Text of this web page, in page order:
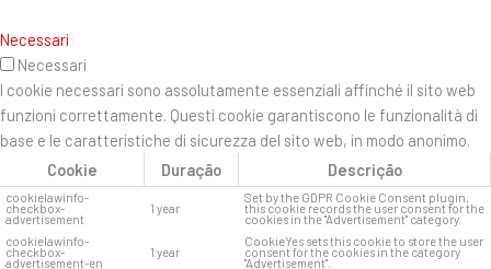
Necessari
Necessari
I cookie necessari sono assolutamente essenziali affinché il sito web
funzioni correttamente. Questi cookie garantiscono le funzionalità di
base e le caratteristiche di sicurezza del sito web, in modo anonimo.
Cookie
Duração Descrição
cookielawinfo-
checkbox-
advertisement
1 year
Set by the GDPR Cookie Consent plugin,
this cookie records the user consent for the
cookies in the "Advertisement" category.
cookielawinfo-
checkbox-
advertisement-en
1 year
CookieYes sets this cookie to store the user
consent for the cookies in the category
"Advertisement".